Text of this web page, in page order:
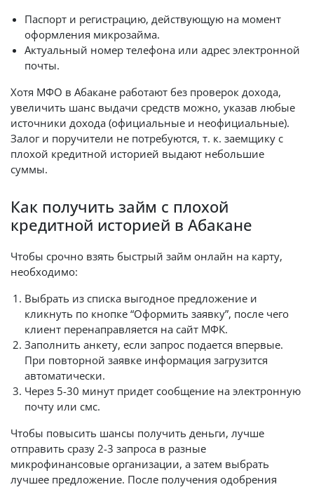
Паспорт и регистрацию, действующую на момент
оформления микрозайма.
Актуальный номер телефона или адрес электронной
почты.
Хотя МФО в Абакане работают без проверок дохода,
увеличить шанс выдачи средств можно, указав любые
источники дохода (официальные и неофициальные).
Залог и поручители не потребуются, т. к. заемщику с
плохой кредитной историей выдают небольшие
суммы.
Как получить займ с плохой
кредитной историей в Абакане
Чтобы срочно взять быстрый займ онлайн на карту,
необходимо:
Выбрать из списка выгодное предложение и
кликнуть по кнопке “Оформить заявку”, после чего
клиент перенаправляется на сайт МФК.
Заполнить анкету, если запрос подается впервые.
При повторной заявке информация загрузится
автоматически.
Через 5-30 минут придет сообщение на электронную
почту или смс.
Чтобы повысить шансы получить деньги, лучше
отправить сразу 2-3 запроса в разные
микрофинансовые организации, а затем выбрать
лучшее предложение. После получения одобрения